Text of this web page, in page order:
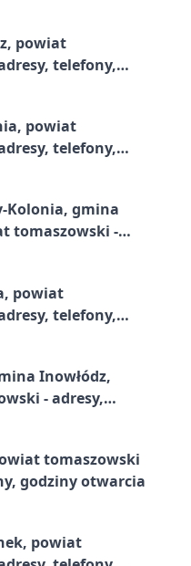
powiat
telefony,
powiat
telefony,
Kolonia, gmina
tomaszowski -
powiat
telefony,
Inowłódz,
- adresy,
tomaszowski
godziny otwarcia
powiat